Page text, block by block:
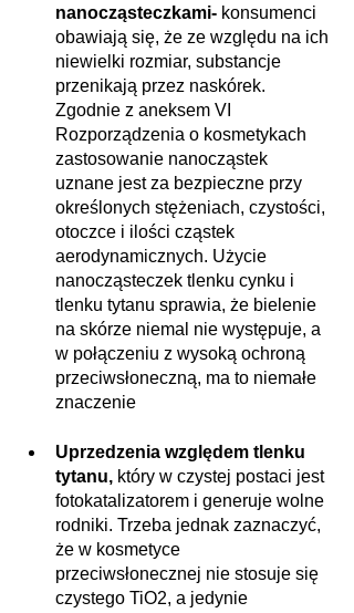
nanocząsteczkami- konsumenci
obawiają się, że ze względu na ich
niewielki rozmiar, substancje
przenikają przez naskórek.
Zgodnie z aneksem VI
Rozporządzenia o kosmetykach
zastosowanie nanocząstek
uznane jest za bezpieczne przy
określonych stężeniach, czystości,
otoczce i ilości cząstek
aerodynamicznych. Użycie
nanocząsteczek tlenku cynku i
tlenku tytanu sprawia, że bielenie
na skórze niemal nie występuje, a
w połączeniu z wysoką ochroną
przeciwsłoneczną, ma to niemałe
znaczenie
Uprzedzenia względem tlenku
tytanu, który w czystej postaci jest
fotokatalizatorem i generuje wolne
rodniki. Trzeba jednak zaznaczyć,
że w kosmetyce
przeciwsłonecznej nie stosuje się
czystego TiO2, a jedynie